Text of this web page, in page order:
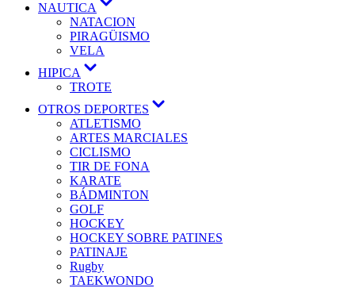
NAUTICA
NATACION
PIRAGÜISMO
VELA
HIPICA
TROTE
OTROS DEPORTES
ATLETISMO
ARTES MARCIALES
CICLISMO
TIR DE FONA
KARATE
BÁDMINTON
GOLF
HOCKEY
HOCKEY SOBRE PATINES
PATINAJE
Rugby
TAEKWONDO